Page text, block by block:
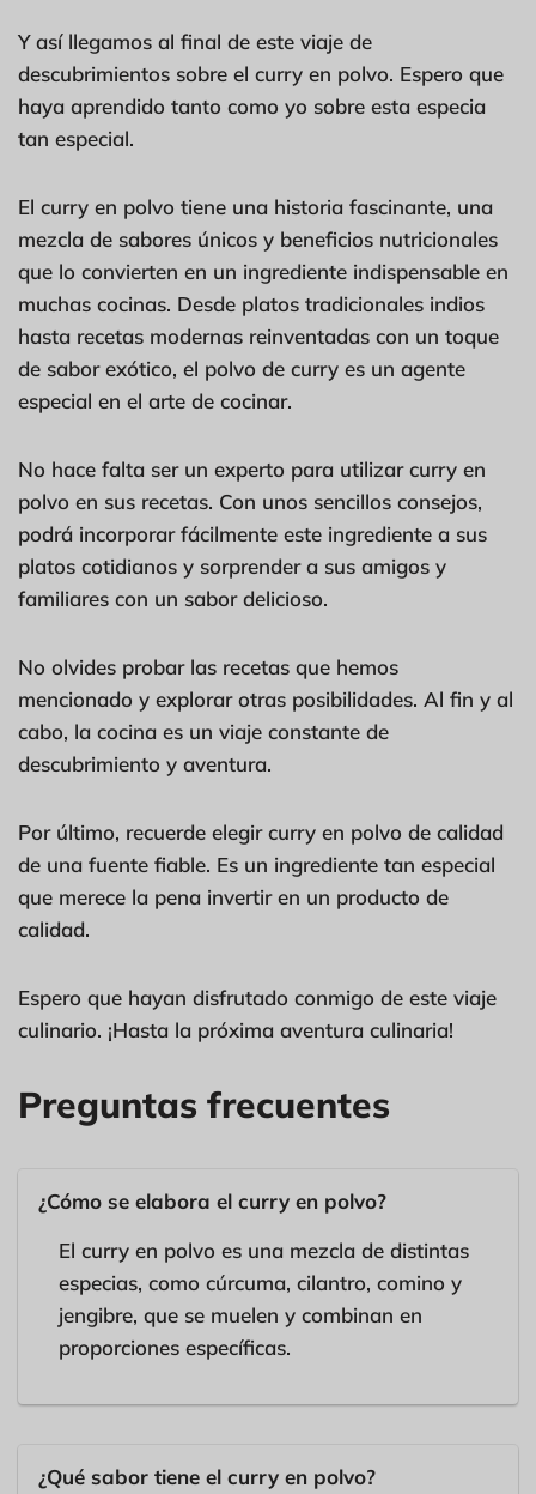
Y así llegamos al final de este viaje de
descubrimientos sobre el curry en polvo. Espero que
haya aprendido tanto como yo sobre esta especia
tan especial.
El curry en polvo tiene una historia fascinante, una
mezcla de sabores únicos y beneficios nutricionales
que lo convierten en un ingrediente indispensable en
muchas cocinas. Desde platos tradicionales indios
hasta recetas modernas reinventadas con un toque
de sabor exótico, el polvo de curry es un agente
especial en el arte de cocinar.
No hace falta ser un experto para utilizar curry en
polvo en sus recetas. Con unos sencillos consejos,
podrá incorporar fácilmente este ingrediente a sus
platos cotidianos y sorprender a sus amigos y
familiares con un sabor delicioso.
No olvides probar las recetas que hemos
mencionado y explorar otras posibilidades. Al fin y al
cabo, la cocina es un viaje constante de
descubrimiento y aventura.
Por último, recuerde elegir curry en polvo de calidad
de una fuente fiable. Es un ingrediente tan especial
que merece la pena invertir en un producto de
calidad.
Espero que hayan disfrutado conmigo de este viaje
culinario. ¡Hasta la próxima aventura culinaria!
Preguntas frecuentes
¿Cómo se elabora el curry en polvo?
El curry en polvo es una mezcla de distintas
especias, como cúrcuma, cilantro, comino y
jengibre, que se muelen y combinan en
proporciones específicas.
¿Qué sabor tiene el curry en polvo?